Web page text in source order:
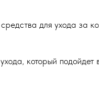
для ухода за
который подойдет